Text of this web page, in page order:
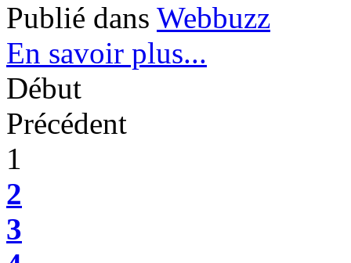
Publié dans Webbuzz
En savoir plus...
Début
Précédent
1
2
3